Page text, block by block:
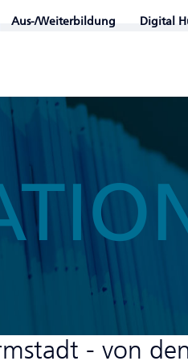
Aus-/Weiterbildung Digital
- von